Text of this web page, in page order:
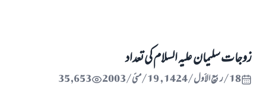
زوجات سلیمان علیہ السلام کی تعداد
18/ربيع الأول/1424 , 19/مئی/2003 35,653